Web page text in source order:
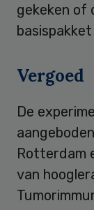
gekeken of
Vergoed
De
Rotterdam
van